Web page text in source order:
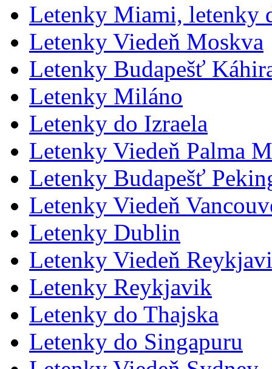
Letenky Miami, letenky
Letenky Viedeň Moskva
Letenky Budapešť
Letenky Miláno
Letenky do Izraela
Letenky Viedeň Palma
Letenky Budapešť
Letenky Viedeň
Letenky Dublin
Letenky Viedeň
Letenky Reykjavik
Letenky do Thajska
Letenky do Singapuru